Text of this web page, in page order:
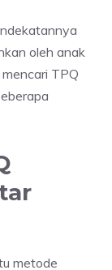
oleh anak
TPQ
metode